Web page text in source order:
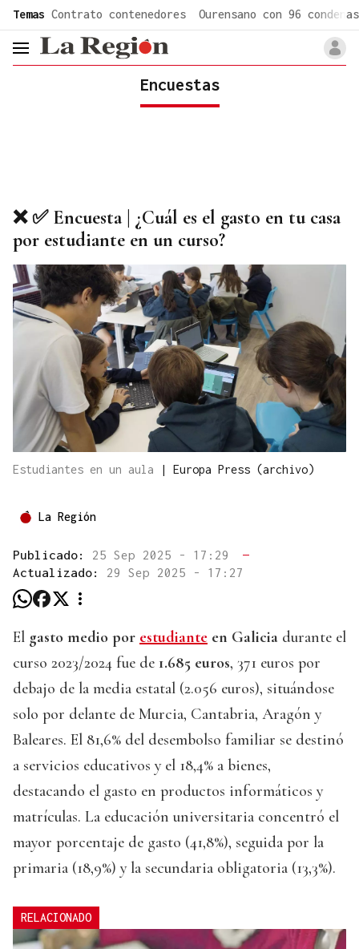
Temas Contrato contenedores Ourensano con 96 condenas
header.menu.open
Encuestas
❌ ✅ Encuesta | ¿Cuál es el gasto en tu casa
por estudiante en un curso?
Estudiantes en un aula | Europa Press (archivo)
La Región
Publicado: 25 Sep 2025 - 17:29
—
Actualizado: 29 Sep 2025 - 17:27
El gasto medio por estudiante en Galicia durante el
curso 2023/2024 fue de 1.685 euros, 371 euros por
debajo de la media estatal (2.056 euros), situándose
solo por delante de Murcia, Cantabria, Aragón y
Baleares. El 81,6% del desembolso familiar se destinó
a servicios educativos y el 18,4% a bienes,
destacando el gasto en productos informáticos y
matrículas. La educación universitaria concentró el
mayor porcentaje de gasto (41,8%), seguida por la
primaria (18,9%) y la secundaria obligatoria (13,3%).
RELACIONADO